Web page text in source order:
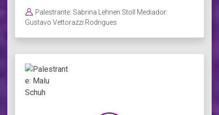
Palestrante: Sabrina Lehnen Stoll Mediador:
Gustavo Vettorazzi Rodrigues